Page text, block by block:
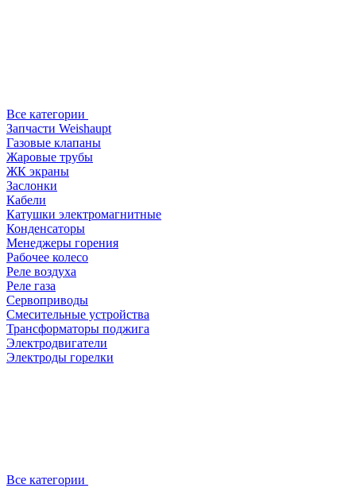
Все категории
Запчасти Weishaupt
Газовые клапаны
Жаровые трубы
ЖК экраны
Заслонки
Кабели
Катушки электромагнитные
Конденсаторы
Менеджеры горения
Рабочее колесо
Реле воздухa
Реле газа
Сервоприводы
Смесительные устройства
Трансформаторы поджига
Электродвигатели
Электроды горелки
Все категории